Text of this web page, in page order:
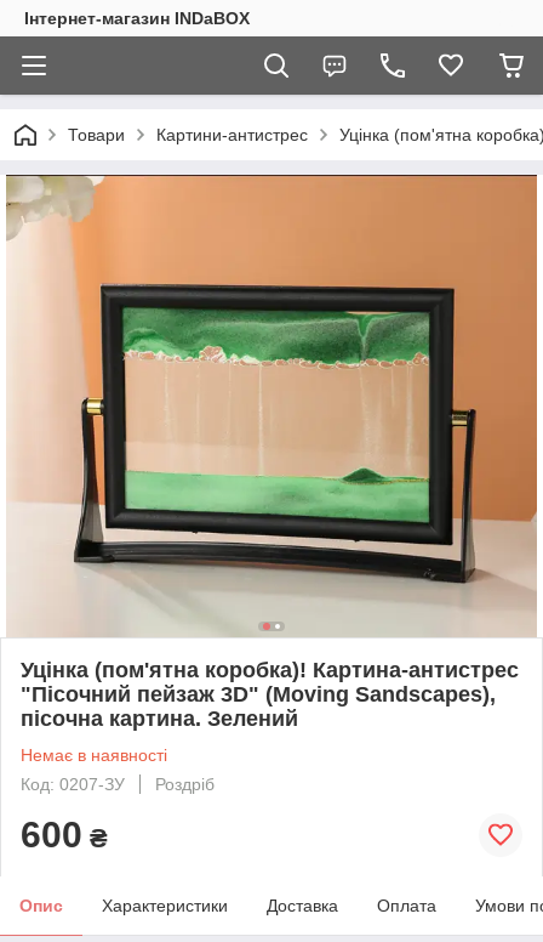
Інтернет-магазин INDaBOX
Товари Картини-антистрес Уцінка (пом'ятна
Уцінка (пом'ятна коробка)! Картина-антистрес
"Пісочний пейзаж 3D" (Moving Sandscapes),
пісочна картина. Зелений
Немає в наявності
Код: 0207-ЗУ
Роздріб
600 ₴
Опис Характеристики Доставка Оплата Умови